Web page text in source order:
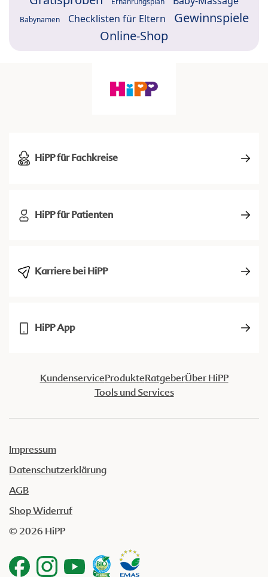
Babynamen Checklisten für Eltern
Gewinnspiele
Online-Shop
HiPP für Fachkreise
HiPP für Patienten
Karriere bei HiPP
HiPP App
KundenserviceProdukteRatgeberÜber HiPP
Tools und Services
Impressum
Datenschutzerklärung
AGB
Shop Widerruf
© 2026 HiPP